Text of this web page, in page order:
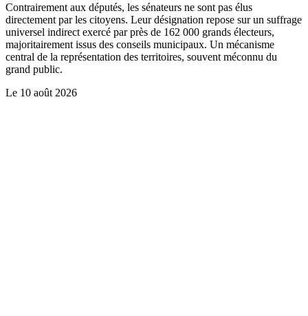
Contrairement aux députés, les sénateurs ne sont pas élus
directement par les citoyens. Leur désignation repose sur un suffrage
universel indirect exercé par près de 162 000 grands électeurs,
majoritairement issus des conseils municipaux. Un mécanisme
central de la représentation des territoires, souvent méconnu du
grand public.
Le 10 août 2026